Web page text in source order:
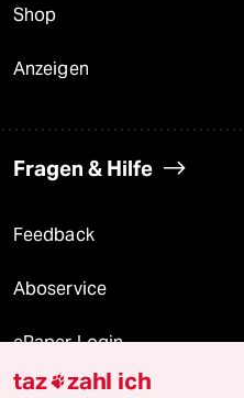
Shop
Anzeigen
Fragen & Hilfe
Feedback
Aboservice
ePaper Login
taz zahl ich